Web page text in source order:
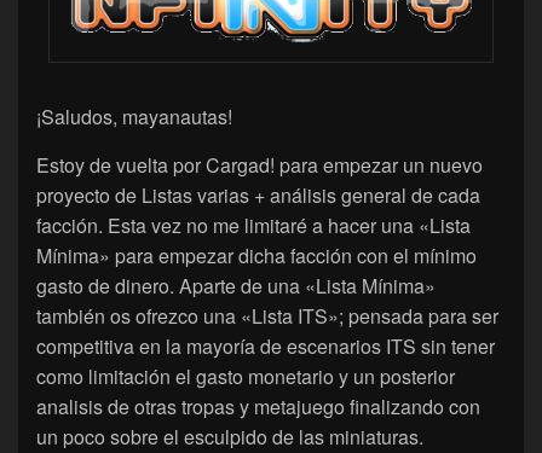
¡Saludos, mayanautas!
Estoy de vuelta por Cargad! para empezar un nuevo
proyecto de Listas varias + análisis general de cada
facción. Esta vez no me limitaré a hacer una «Lista
Mínima» para empezar dicha facción con el mínimo
gasto de dinero. Aparte de una «Lista Mínima»
también os ofrezco una «Lista ITS»; pensada para ser
competitiva en la mayoría de escenarios ITS sin tener
como limitación el gasto monetario y un posterior
analisis de otras tropas y metajuego finalizando con
un poco sobre el esculpido de las miniaturas.